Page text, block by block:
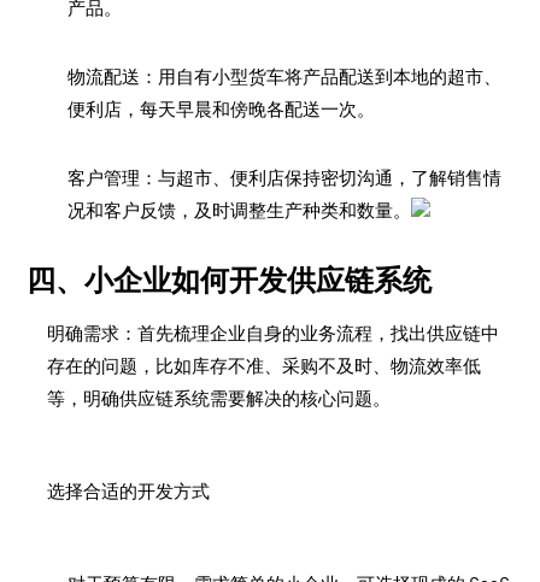
产品。
物流配送：用自有小型货车将产品配送到本地的超市、
便利店，每天早晨和傍晚各配送一次。
客户管理：与超市、便利店保持密切沟通，了解销售情
况和客户反馈，及时调整生产种类和数量。
四、小企业如何开发供应链系统
明确需求：首先梳理企业自身的业务流程，找出供应链中
存在的问题，比如库存不准、采购不及时、物流效率低
等，明确供应链系统需要解决的核心问题。
选择合适的开发方式